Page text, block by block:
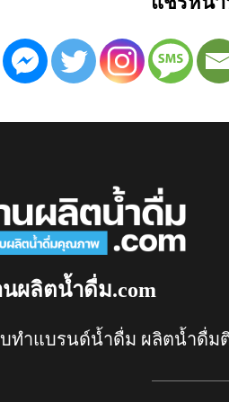
นผลิตน้ำดื่ม.com
ทำแบรนด์น้ำดื่ม ผลิตน้ำดื่